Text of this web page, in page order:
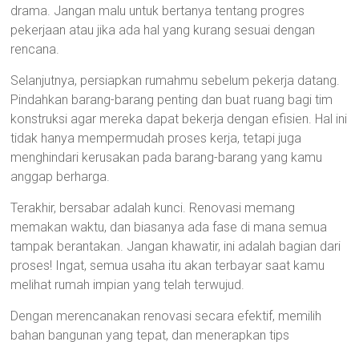
drama. Jangan malu untuk bertanya tentang progres
pekerjaan atau jika ada hal yang kurang sesuai dengan
rencana.
Selanjutnya, persiapkan rumahmu sebelum pekerja datang.
Pindahkan barang-barang penting dan buat ruang bagi tim
konstruksi agar mereka dapat bekerja dengan efisien. Hal ini
tidak hanya mempermudah proses kerja, tetapi juga
menghindari kerusakan pada barang-barang yang kamu
anggap berharga.
Terakhir, bersabar adalah kunci. Renovasi memang
memakan waktu, dan biasanya ada fase di mana semua
tampak berantakan. Jangan khawatir, ini adalah bagian dari
proses! Ingat, semua usaha itu akan terbayar saat kamu
melihat rumah impian yang telah terwujud.
Dengan merencanakan renovasi secara efektif, memilih
bahan bangunan yang tepat, dan menerapkan tips